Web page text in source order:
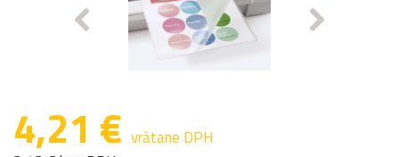
4,21 € vrátane DPH